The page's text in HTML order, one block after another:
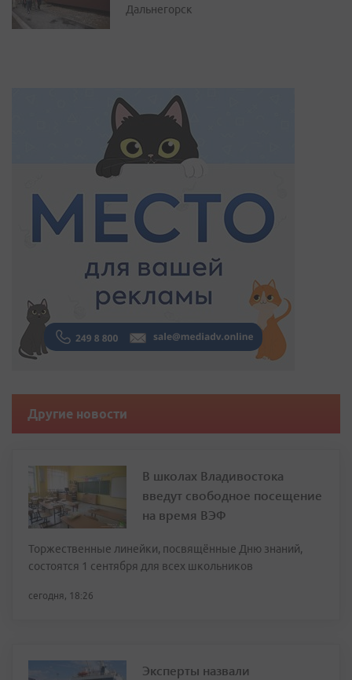
Дальнегорск
Другие новости
В школах Владивостока
введут свободное посещение
на время ВЭФ
Торжественные линейки, посвящённые Дню знаний,
состоятся 1 сентября для всех школьников
сегодня, 18:26
Эксперты назвали